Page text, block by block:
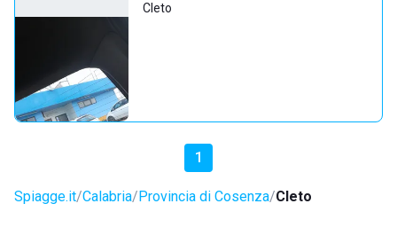
Cleto
1
Spiagge.it Calabria Provincia di Cosenza Cleto